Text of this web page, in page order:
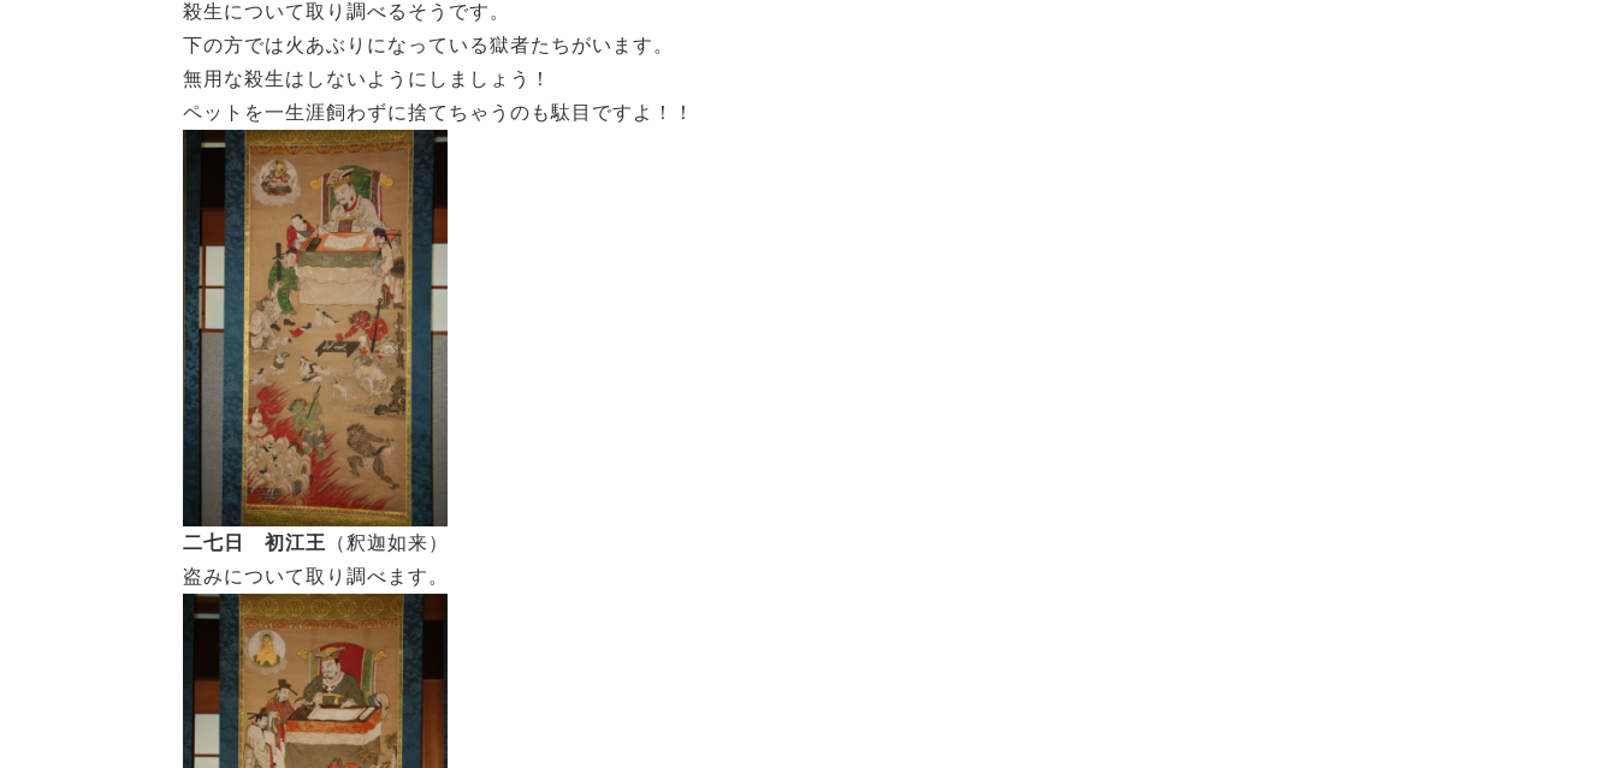
殺生について取り調べるそうです。
下の方では火あぶりになっている獄者たちがいます。
無用な殺生はしないようにしましょう！
ペットを一生涯飼わずに捨てちゃうのも駄目ですよ！！
二七日 初江王 （釈迦如来）
盗みについて取り調べます。